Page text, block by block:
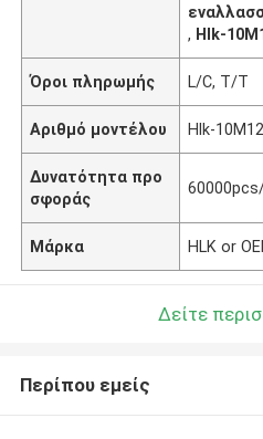
, Hlk-
Όροι πληρωμής L/C, T/T
Αριθμό μοντέλου Hlk-10M12
Δυνατότητα προ
σφοράς
Μάρκα HLK or
Δείτε
Περίπου εμείς